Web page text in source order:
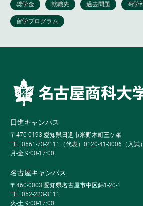
日進キャンパス
〒470-0193 愛知県日進市米野木町三ケ峯
TEL 0561-73-2111（代表）0120-41-3006（入試）
月-金 9:00-17:00
名古屋キャンパス
〒460-0003 愛知県名古屋市中区錦1-20-1
TEL 052-223-3111
火-土 9:00-17:00